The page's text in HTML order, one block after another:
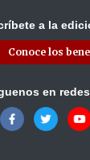
a la
Conoce los
en